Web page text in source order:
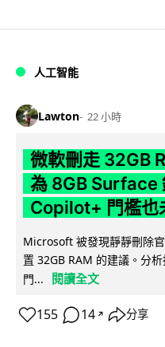
人工智能
Lawton 22 小時
微軟刪走 32GB
為 8GB Surface
Copilot+ 門檻也
Microsoft 被發現靜靜刪除
置 32GB RAM 的建議。分
門...
閱讀全文
155 14 ↗ 分享